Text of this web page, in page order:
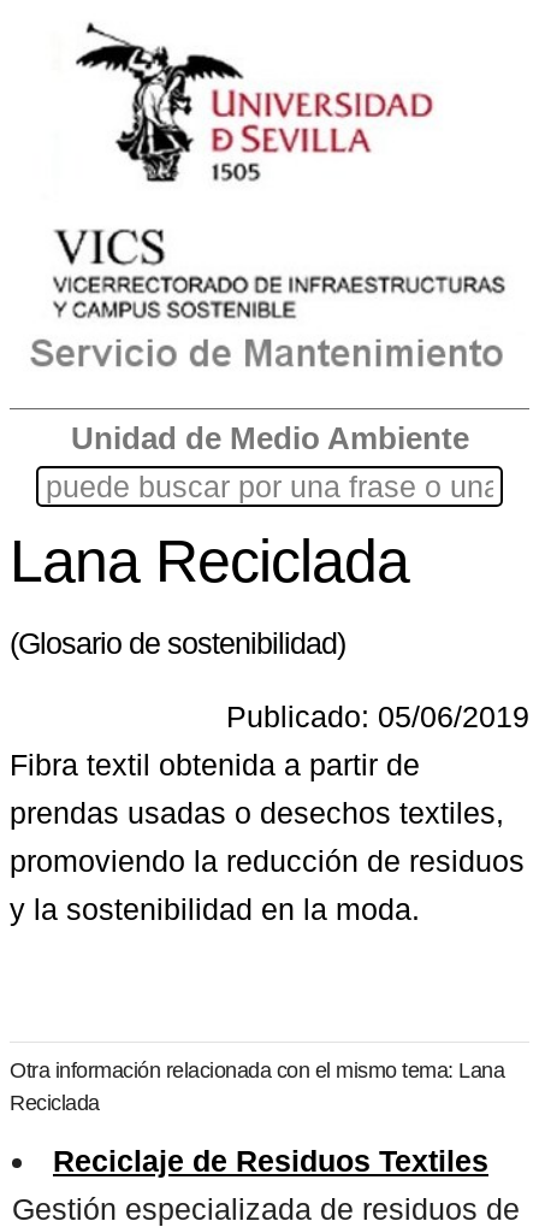
Unidad de Medio Ambiente
Lana Reciclada
(Glosario de sostenibilidad)
Publicado: 05/06/2019
Fibra textil obtenida a partir de
prendas usadas o desechos textiles,
promoviendo la reducción de residuos
y la sostenibilidad en la moda.
Otra información relacionada con el mismo tema: Lana
Reciclada
Reciclaje de Residuos Textiles
Gestión especializada de residuos de